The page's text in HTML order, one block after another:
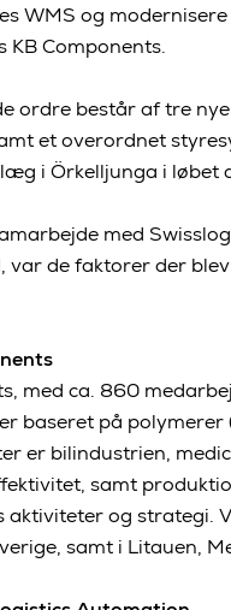
WMS og
KB Components.
ordre består af tre
et overordnet
i Örkelljunga i løbet
med
var de faktorer der
med ca. 860
baseret på
er bilindustrien,
samt
aktiviteter og strategi.
samt i Litauen,